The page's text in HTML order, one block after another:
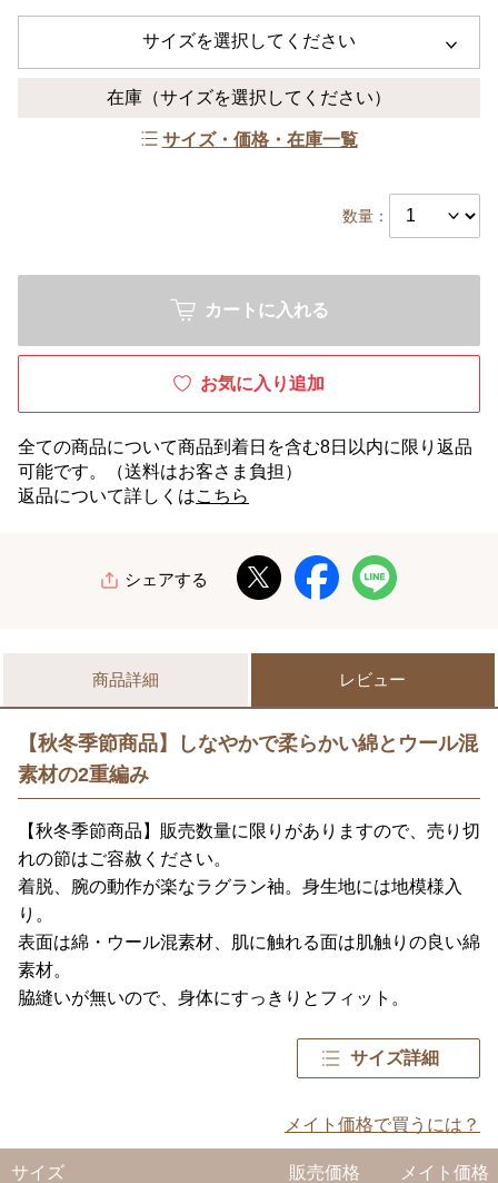
サイズを選択してください
在庫 （サイズを選択してください）
サイズ・価格・在庫一覧
数量：
カートに入れる
お気に入り追加
全ての商品について商品到着日を含む8日以内に限り返品
可能です。（送料はお客さま負担）
返品について詳しくはこちら
シェアする
商品詳細 レビュー
【秋冬季節商品】しなやかで柔らかい綿とウール混
素材の2重編み
【秋冬季節商品】販売数量に限りがありますので、売り切
れの節はご容赦ください。
着脱、腕の動作が楽なラグラン袖。身生地には地模様入
り。
表面は綿・ウール混素材、肌に触れる面は肌触りの良い綿
素材。
脇縫いが無いので、身体にすっきりとフィット。
サイズ詳細
メイト価格で買うには？
サイズ 販売価格 メイト価格